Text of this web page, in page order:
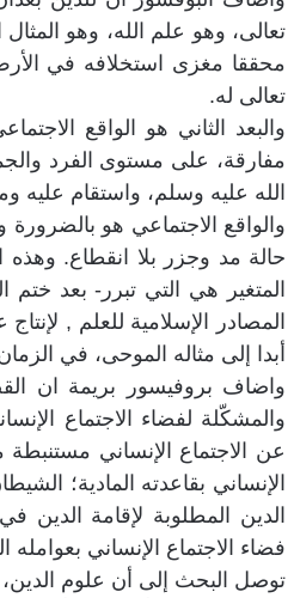
تعالى، وهو علم الله، وهو
محققا مغزى استخلافه في
تعالى له.
والبعد الثاني هو الواقع
مفارقة، على مستوى الفرد
الله عليه وسلم، واستقام عليه
والواقع الاجتماعي هو
حالة مد وجزر بلا انقطاع. وهذه
المتغير هي التي تبرر- بعد ختم
المصادر الإسلامية للعلم ,
أبدا إلى مثاله الموحى، في
واضاف بروفيسور بريمة ان
والمشكّلة لفضاء الاجتماع
عن الاجتماع الإنساني
الإنساني بقاعدته المادية؛
الدين المطلوبة لإقامة
فضاء الاجتماع الإنساني بعوامله
توصل البحث إلى أن علوم